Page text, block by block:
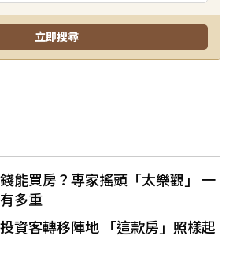
能買房？專家搖頭「太樂觀」 一
多重
資客轉移陣地 「這款房」照樣起